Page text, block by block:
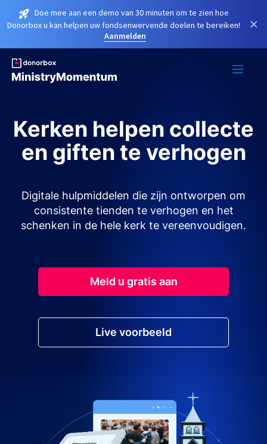
Doe mee aan een demo van 30 minuten om te zien hoe
Donorbox u kan helpen uw fondsenwervende doelen te bereiken!
Aanmelden
×
Kerken helpen collecte
en giften te verhogen
Digitale hulpmiddelen die zijn ontworpen om
consistente tienden te verhogen en het
schenken in de hele kerk te vereenvoudigen.
Meld u gratis aan
Live voorbeeld